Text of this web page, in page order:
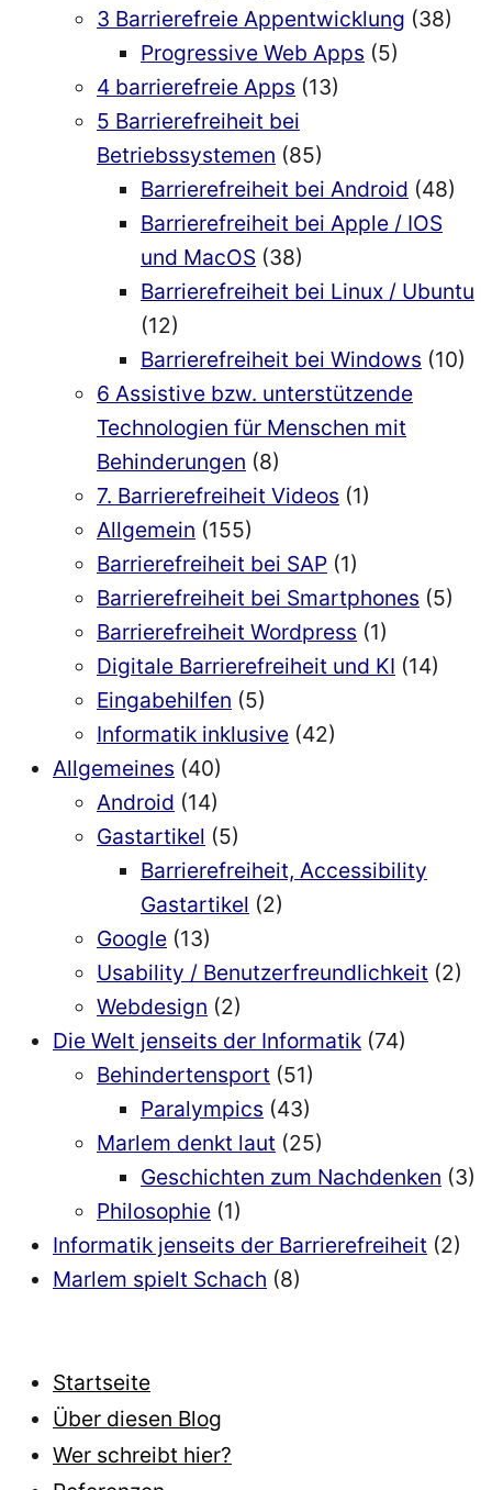
3 Barrierefreie Appentwicklung (38)
Progressive Web Apps (5)
4 barrierefreie Apps (13)
5 Barrierefreiheit bei
Betriebssystemen (85)
Barrierefreiheit bei Android (48)
Barrierefreiheit bei Apple / IOS
und MacOS (38)
Barrierefreiheit bei Linux / Ubuntu
(12)
Barrierefreiheit bei Windows (10)
6 Assistive bzw. unterstützende
Technologien für Menschen mit
Behinderungen (8)
7. Barrierefreiheit Videos (1)
Allgemein (155)
Barrierefreiheit bei SAP (1)
Barrierefreiheit bei Smartphones (5)
Barrierefreiheit Wordpress (1)
Digitale Barrierefreiheit und KI (14)
Eingabehilfen (5)
Informatik inklusive (42)
Allgemeines (40)
Android (14)
Gastartikel (5)
Barrierefreiheit, Accessibility
Gastartikel (2)
Google (13)
Usability / Benutzerfreundlichkeit (2)
Webdesign (2)
Die Welt jenseits der Informatik (74)
Behindertensport (51)
Paralympics (43)
Marlem denkt laut (25)
Geschichten zum Nachdenken (3)
Philosophie (1)
Informatik jenseits der Barrierefreiheit (2)
Marlem spielt Schach (8)
Startseite
Über diesen Blog
Wer schreibt hier?